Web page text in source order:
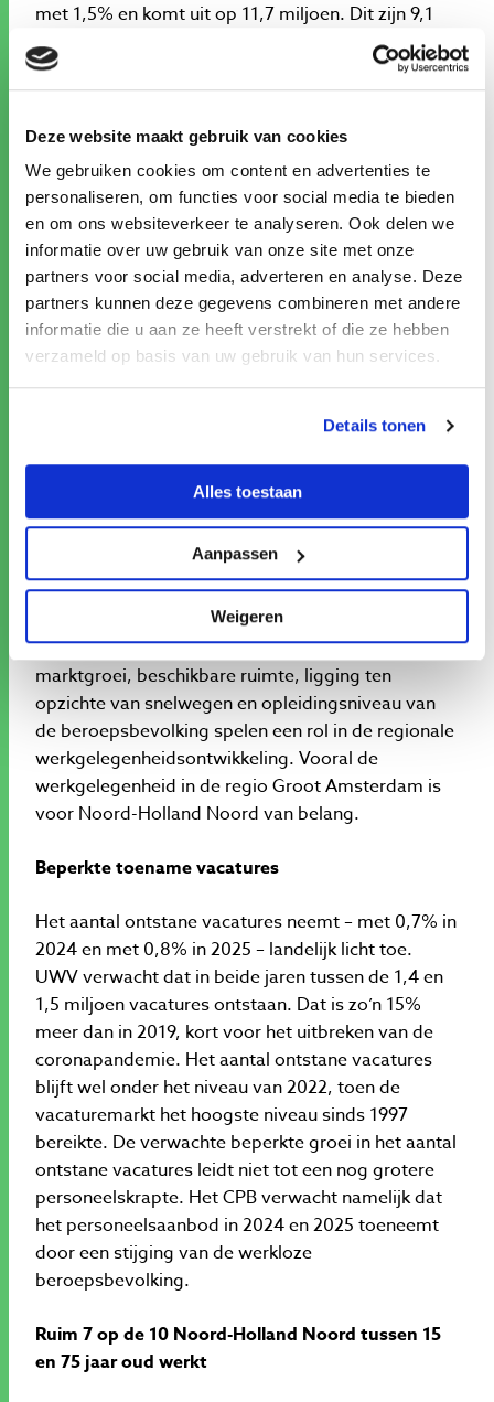
Deze website maakt gebruik van cookies
We gebruiken cookies om content en advertenties te
personaliseren, om functies voor social media te bieden
en om ons websiteverkeer te analyseren. Ook delen we
informatie over uw gebruik van onze site met onze
partners voor social media, adverteren en analyse. Deze
partners kunnen deze gegevens combineren met andere
informatie die u aan ze heeft verstrekt of die ze hebben
verzameld op basis van uw gebruik van hun services.
Details tonen
Alles toestaan
Aanpassen
Weigeren
met 1,5% en komt uit op 11,7 miljoen. Dit zijn 9,1
miljoen werknemersbanen en 2,6 miljoen banen
van zelfstandigen. De banengroei van werknemers
doet zich voor in vrijwel alle regio’s in Nederland.
Alleen in Noord- en Zuid-Limburg neemt het aantal
werknemersbanen licht af. In regio’s als Midden-
Limburg, Drenthe en Achterhoek blijft de
banengroei beperkt. De regio’s met de grootste
groei van het aantal werknemersbanen zijn
Zuidoost-Brabant, Flevoland en Groot Amsterdam.
Regionale bevolkingsgroei of –krimp is een
belangrijke verklaring voor het verschil in de
regionale banenontwikkeling. De regionale
bevolkingsgroei zegt enerzijds iets over de
en anderzijds iets over het potentiële
effect op de ontwikkeling van de werkgelegenheid
openbaar bestuur. In Noord-Holland Noord is de
bevolkingsgroei vergelijkbaar met het landelijk
gemiddelde. Ook factoren als regionale
sectorstructuur, ligging ten opzichte van landelijke
en Europese economische centra, regionale
marktgroei, beschikbare ruimte, ligging ten
opzichte van snelwegen en opleidingsniveau van
de beroepsbevolking spelen een rol in de regionale
werkgelegenheidsontwikkeling. Vooral de
werkgelegenheid in de regio Groot Amsterdam is
voor Noord-Holland Noord van belang.
Beperkte toename vacatures
Het aantal ontstane vacatures neemt – met 0,7% in
2024 en met 0,8% in 2025 – landelijk licht toe.
UWV verwacht dat in beide jaren tussen de 1,4 en
1,5 miljoen vacatures ontstaan. Dat is zo’n 15%
meer dan in 2019, kort voor het uitbreken van de
coronapandemie. Het aantal ontstane vacatures
blijft wel onder het niveau van 2022, toen de
vacaturemarkt het hoogste niveau sinds 1997
bereikte. De verwachte beperkte groei in het aantal
ontstane vacatures leidt niet tot een nog grotere
personeelskrapte. Het CPB verwacht namelijk dat
het personeelsaanbod in 2024 en 2025 toeneemt
door een stijging van de werkloze
beroepsbevolking.
Ruim 7 op de 10 Noord-Holland Noord tussen 15
en 75 jaar oud werkt